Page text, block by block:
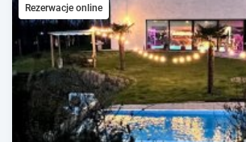
Rezerwacje online